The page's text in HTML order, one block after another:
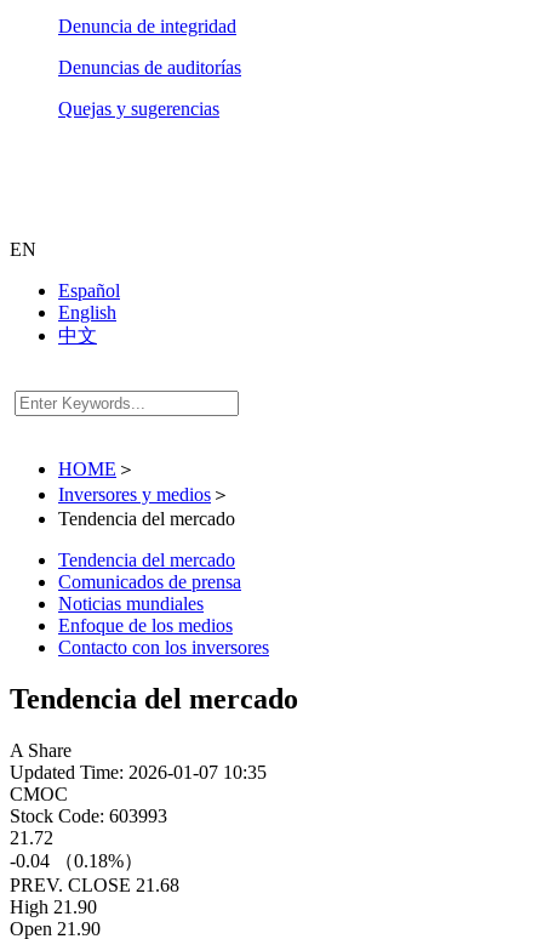
Denuncia de integridad
Denuncias de auditorías
Quejas y sugerencias
EN
Español
English
中文
HOME ＞
Inversores y medios ＞
Tendencia del mercado
Tendencia del mercado
Comunicados de prensa
Noticias mundiales
Enfoque de los medios
Contacto con los inversores
Tendencia del mercado
A Share
Updated Time: 2026-01-07 10:35
CMOC
Stock Code: 603993
21.72
-0.04 （0.18%）
PREV. CLOSE 21.68
High 21.90
Open 21.90